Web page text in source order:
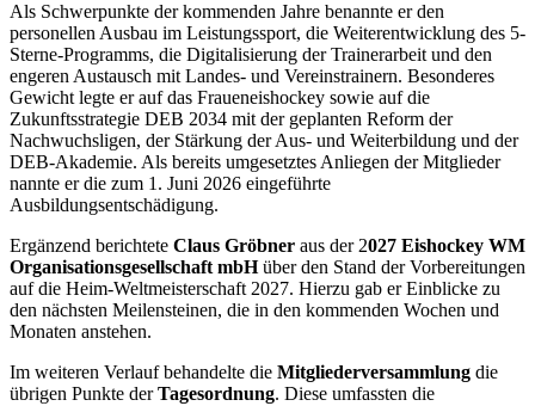
Als Schwerpunkte der kommenden Jahre benannte er den
personellen Ausbau im Leistungssport, die Weiterentwicklung des 5-
Sterne-Programms, die Digitalisierung der Trainerarbeit und den
engeren Austausch mit Landes- und Vereinstrainern. Besonderes
Gewicht legte er auf das Fraueneishockey sowie auf die
Zukunftsstrategie DEB 2034 mit der geplanten Reform der
Nachwuchsligen, der Stärkung der Aus- und Weiterbildung und der
DEB-Akademie. Als bereits umgesetztes Anliegen der Mitglieder
nannte er die zum 1. Juni 2026 eingeführte
Ausbildungsentschädigung.
Ergänzend berichtete Claus Gröbner aus der 2027 Eishockey WM
Organisationsgesellschaft mbHüber den Stand der Vorbereitungen
auf die Heim-Weltmeisterschaft 2027. Hierzu gab er Einblicke zu
den nächsten Meilensteinen, die in den kommenden Wochen und
Monaten anstehen.
Im weiteren Verlauf behandelte die Mitgliederversammlung die
übrigen Punkte derTagesordnung. Diese umfassten die